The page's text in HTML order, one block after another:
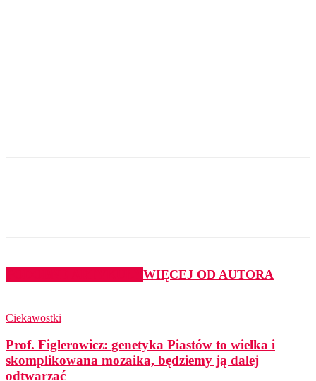
WIĘCEJ OD AUTORA
Ciekawostki
Prof. Figlerowicz: genetyka Piastów to wielka i
skomplikowana mozaika, będziemy ją dalej
odtwarzać